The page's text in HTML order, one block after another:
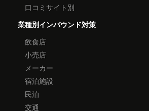
口コミサイト別
業種別インバウンド対策
飲食店
小売店
メーカー
宿泊施設
民泊
交通